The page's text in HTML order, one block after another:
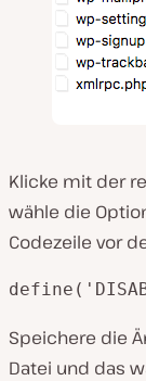
Klicke mit der
wähle die
Codezeile vor
Speichere die
Datei und das